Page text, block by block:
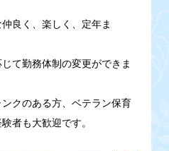
良く、楽しく、定年ま
て勤務体制の変更ができま
クのある方、ベテラン保育
者も大歓迎です。